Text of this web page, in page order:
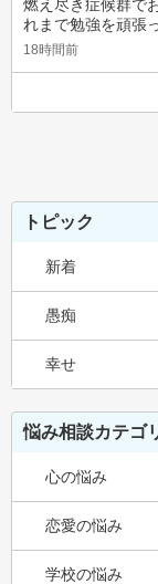
燃え尽き症候群で
れまで勉強を頑張
18時間前
トピック
新着
愚痴
幸せ
悩み相談カテゴ
心の悩み
恋愛の悩み
学校の悩み